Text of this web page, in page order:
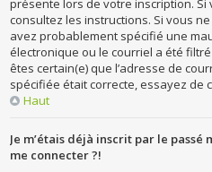
présente lors de votre inscription.
consultez les instructions. Si vous
avez probablement spécifié une
électronique ou le courriel a été
êtes certain(e) que l’adresse de
spécifiée était correcte, essayez de
Haut
Je m’étais déjà inscrit par le passé
me connecter ?!